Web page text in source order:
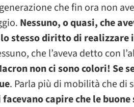
che fin ora non
Nessuno, o quasi, che
stesso diritto di
che l’aveva detto con
non ci sono colori! Se
. Parla più di mobilità che di
facevano capire che le